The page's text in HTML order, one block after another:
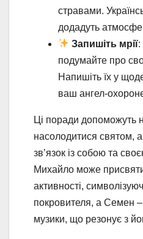
стравами.
додадуть
Запишіть мрії:
подумайте про
Напишіть їх у
ваш ангел-
Ці поради допоможуть
насолодитися святом,
зв’язок із собою та
Михайло може
активності,
покровителя, а Семен
музики, що резонує з